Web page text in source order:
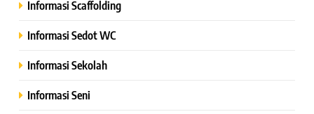
Informasi Scaffolding
Informasi Sedot WC
Informasi Sekolah
Informasi Seni